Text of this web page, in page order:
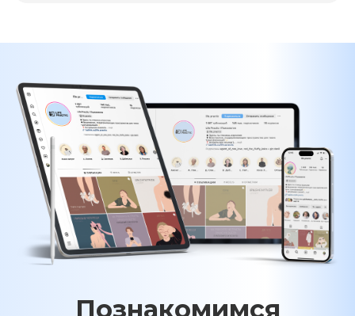
Познакомимся